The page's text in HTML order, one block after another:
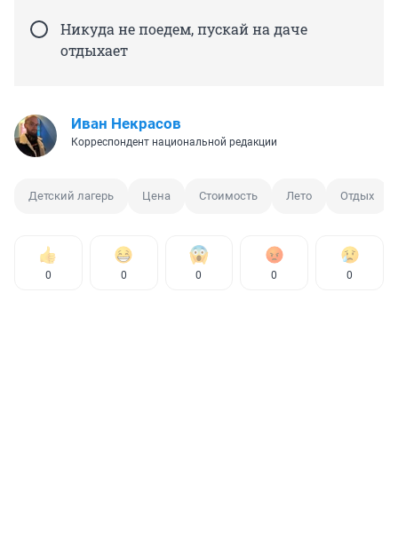
Никуда не поедем, пускай на даче
отдыхает
Иван Некрасов
Корреспондент национальной редакции
Детский лагерь Цена Стоимость Лето Отдых
0 0 0 0 0